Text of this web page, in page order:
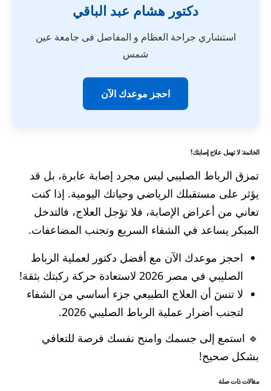
دكتور هشام عبد الباقي
استشاري جراحة العظام و المفاصل فى جامعة عين
شمس
احجز موعدك الآن
الخاتمة: لا تهمل علاج إصابتك!
تمزق الرباط الصليبي ليس مجرد إصابة عابرة، بل قد
يؤثر على مستقبلك الرياضي وحياتك اليومية. إذا كنت
تعاني من أعراض الإصابة، فلا تؤجل العلاج، فالتدخل
المبكر يساعد في الشفاء السريع وتجنب المضاعفات.
احجز موعدك الآن مع أفضل دكتور لعملية الرباط
الصليبي في مصر 2026 لاستعادة حركة ركبتك بثقة!
لا تنسَ أن العلاج الطبيعي جزء أساسي من الشفاء
لتجنب أضرار عملية الرباط الصليبي 2026.
🔹 استمع إلى جسمك وامنح نفسك فرصة للتعافي
بشكل صحيح!
مقالات ذات صلة